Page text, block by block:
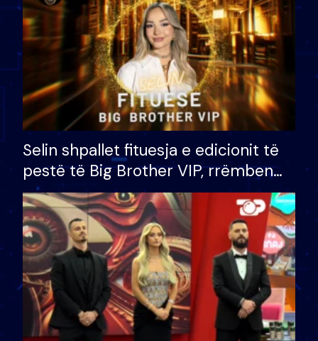
Selin shpallet fituesja e edicionit të
pestë të Big Brother VIP, rrëmben
çmimin e madh prej 100 mijë eurosh